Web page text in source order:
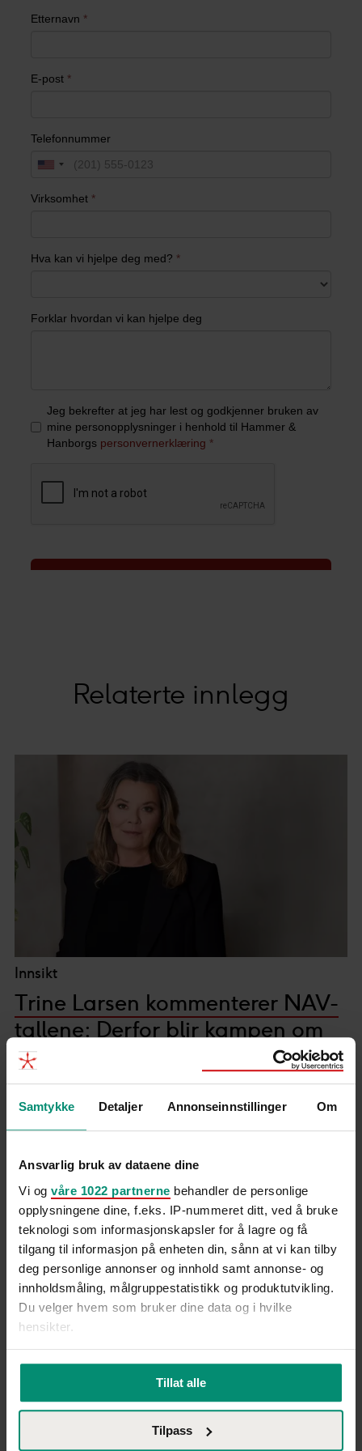
Samtykke Detaljer Annonseinnstillinger Om
Ansvarlig bruk av dataene dine
Vi og våre 1022 partnerne behandler de personlige
opplysningene dine, f.eks. IP-nummeret ditt, ved å bruke
teknologi som informasjonskapsler for å lagre og få
tilgang til informasjon på enheten din, sånn at vi kan tilby
deg personlige annonser og innhold samt annonse- og
innholdsmåling, målgruppestatistikk og produktutvikling.
Du velger hvem som bruker dine data og i hvilke
hensikter.
Hvis du gir oss lov, vil vi også gjerne:
Innhente informasjon om den geografiske
beliggenheten din, som kan være nøyaktig innenfor
Tillat alle
Tilpass
Relaterte innlegg
Innsikt
Trine Larsen kommenterer NAV-
tallene: Derfor blir kampen om
kompetansen tøffere